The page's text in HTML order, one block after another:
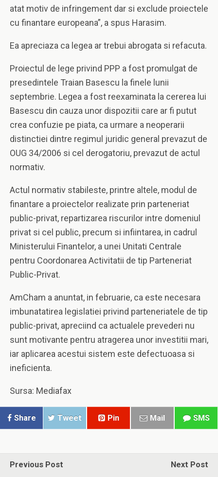
atat motiv de infringement dar si exclude proiectele
cu finantare europeana”, a spus Harasim.
Ea apreciaza ca legea ar trebui abrogata si refacuta.
Proiectul de lege privind PPP a fost promulgat de
presedintele Traian Basescu la finele lunii
septembrie. Legea a fost reexaminata la cererea lui
Basescu din cauza unor dispozitii care ar fi putut
crea confuzie pe piata, ca urmare a neoperarii
distinctiei dintre regimul juridic general prevazut de
OUG 34/2006 si cel derogatoriu, prevazut de actul
normativ.
Actul normativ stabileste, printre altele, modul de
finantare a proiectelor realizate prin parteneriat
public-privat, repartizarea riscurilor intre domeniul
privat si cel public, precum si infiintarea, in cadrul
Ministerului Finantelor, a unei Unitati Centrale
pentru Coordonarea Activitatii de tip Parteneriat
Public-Privat.
AmCham a anuntat, in februarie, ca este necesara
imbunatatirea legislatiei privind parteneriatele de tip
public-privat, apreciind ca actualele prevederi nu
sunt motivante pentru atragerea unor investitii mari,
iar aplicarea acestui sistem este defectuoasa si
ineficienta.
Sursa: Mediafax
Share Tweet Pin Mail SMS
Previous Post
Next Post